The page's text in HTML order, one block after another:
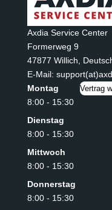
Axdia Service Center
Formerweg 9
47877 Willich
E-Mail:
Montag
8:00 - 15:30
Dienstag
8:00 - 15:30
Mittwoch
8:00 - 15:30
Donnerstag
8:00 - 15:30
Vertrag